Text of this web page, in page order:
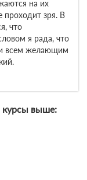
на их
проходит зря. В
что
я рада, что
всем желающим
курсы выше: